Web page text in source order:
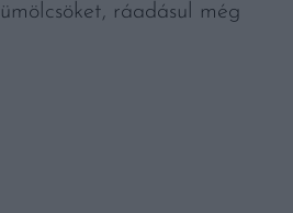
ráadásul még